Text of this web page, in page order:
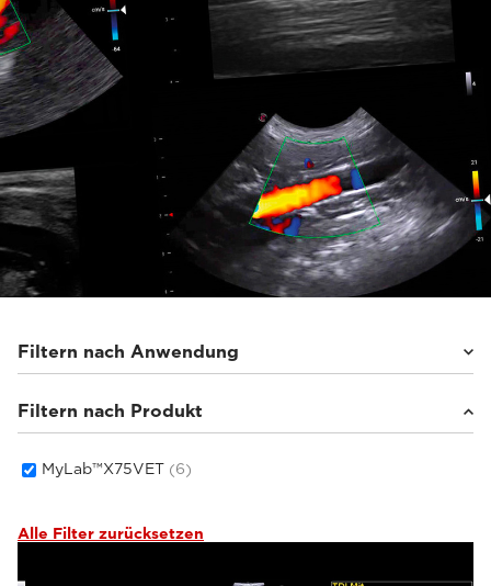
Filtern nach Anwendung
Kleintiere(6)
Filtern nach Produkt
MyLab™X75VET (6)
Alle Filter zurücksetzen